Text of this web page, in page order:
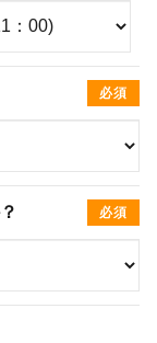
必須
必須